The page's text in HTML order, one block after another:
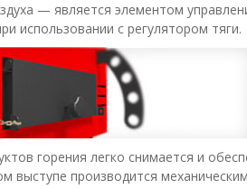
— является элементом
использовании с регулятором тяги.
горения легко снимается и
выступе производится